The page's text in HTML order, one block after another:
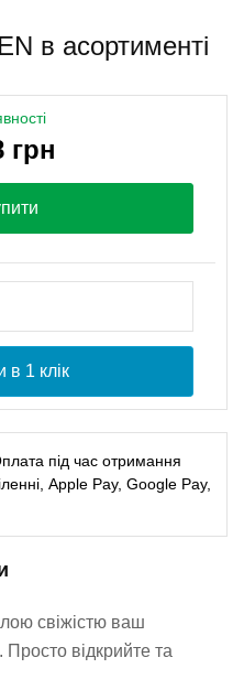
в асортименті
грн
в 1 клік
під час отримання
Apple Pay, Google Pay,
свіжістю ваш
відкрийте та